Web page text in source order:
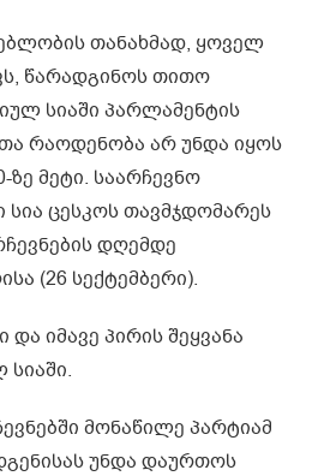
თანახმად, ყოველ
წარადგინოს თითო
სიაში პარლამენტის
რაოდენობა არ უნდა იყოს
ზე მეტი. საარჩევნო
სია ცესკოს თავმჯდომარეს
დღემდე
(26 სექტემბერი).
იმავე პირის შეყვანა
სიაში.
მონაწილე პარტიამ
უნდა დაურთოს